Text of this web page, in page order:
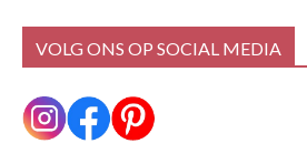
VOLG ONS OP SOCIAL MEDIA